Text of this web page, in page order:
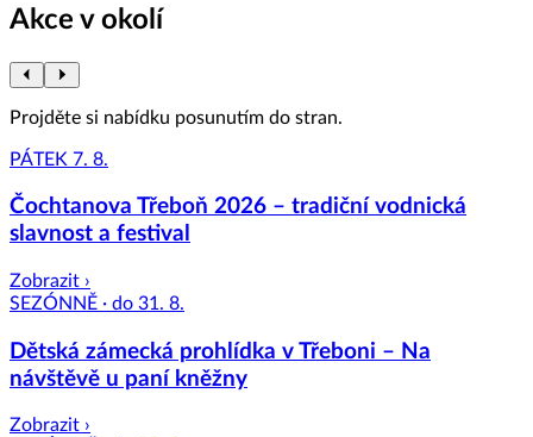
Akce v okolí
Projděte si nabídku posunutím do stran.
PÁTEK 7. 8.
Čochtanova Třeboň 2026 – tradiční vodnická
slavnost a festival
Zobrazit ›
SEZÓNNĚ · do 31. 8.
Dětská zámecká prohlídka v Třeboni – Na
návštěvě u paní kněžny
Zobrazit ›